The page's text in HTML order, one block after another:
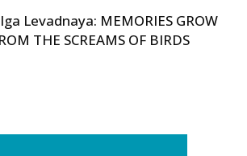
Levadnaya: MEMORIES GROW
THE SCREAMS OF BIRDS